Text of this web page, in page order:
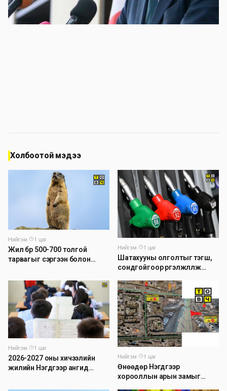
Холбоотой мэдээ
Нийгэм·
1 цаг
Жил бүр 500-700 толгой
тарвагыг сэргээн болон
Нийгэм·
1 цаг
Шатахууны олголтыг тэгш,
сондгойгоор үргэлжлүүлж
Нийгэм·
1 цаг
2026-2027 оны хичээлийн
жилийн Нэгдүгээр ангид
Нийгэм·
1 цаг
Өнөөдөр Нэгдүгээр
хорооллын арын замыг